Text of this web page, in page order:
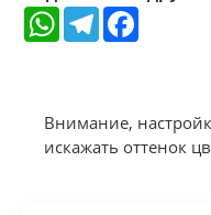
WhatsAppTelegram
Внимание,
искажать оттенок